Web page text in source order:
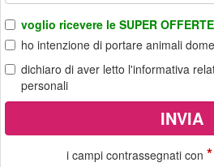
voglio ricevere le SUPER
ho intenzione di portare animali
dichiaro di aver letto l'informativa
personali
i campi contrassegnati con *